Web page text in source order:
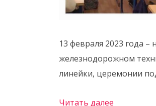
13 февраля 2023 года
железнодорожном
линейки, церемонии
Читать далее